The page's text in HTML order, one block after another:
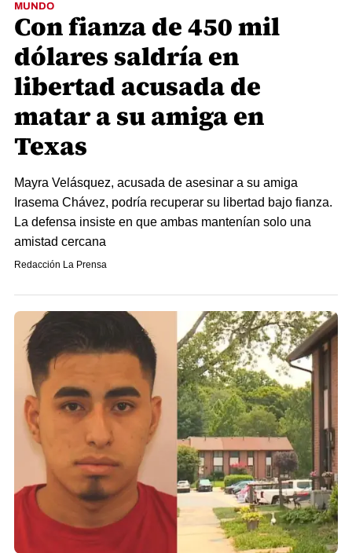
MUNDO
Con fianza de 450 mil
dólares saldría en
libertad acusada de
matar a su amiga en
Texas
Mayra Velásquez, acusada de asesinar a su amiga
Irasema Chávez, podría recuperar su libertad bajo fianza.
La defensa insiste en que ambas mantenían solo una
amistad cercana
Redacción La Prensa